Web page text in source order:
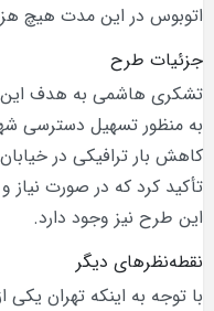
اتوبوس در این مدت هیچ
جزئیات طرح
تشکری هاشمی به هدف این
به منظور تسهیل دسترسی
کاهش بار ترافیکی در
تأکید کرد که در صورت نیاز
این طرح نیز وجود دارد.
نقطه‌نظرهای دیگر
با توجه به اینکه تهران